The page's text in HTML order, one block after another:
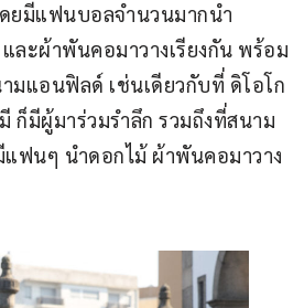
ดยมีแฟนบอลจำนวนมากนำ
ละผ้าพันคอมาวางเรียงกัน พร้อม
มแอนฟิลด์ เช่นเดียวกับที่ ดิโอโก
ก็มีผู้มาร่วมรำลึก รวมถึงที่สนาม
ฟนๆ นำดอกไม้ ผ้าพันคอมาวาง